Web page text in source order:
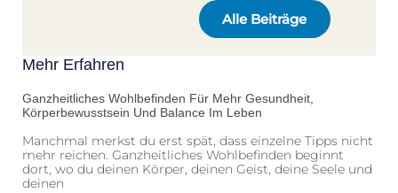
Alle Beiträge
Mehr Erfahren
Ganzheitliches Wohlbefinden Für Mehr Gesundheit,
Körperbewusstsein Und Balance Im Leben
Manchmal merkst du erst spät, dass einzelne Tipps nicht
mehr reichen. Ganzheitliches Wohlbefinden beginnt
dort, wo du deinen Körper, deinen Geist, deine Seele und
deinen